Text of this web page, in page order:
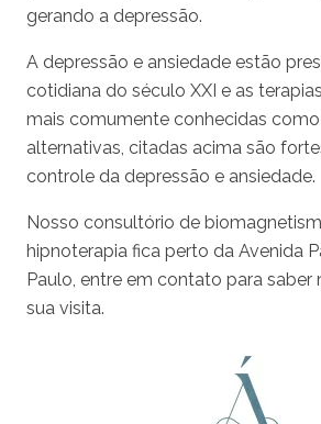
gerando a depressão.
A depressão e ansiedade estão
cotidiana do século XXI e as
mais comumente conhecidas
alternativas, citadas acima são
controle da depressão e ansiedade.
Nosso consultório de
hipnoterapia fica perto da Avenida
Paulo, entre em contato para saber
sua visita.